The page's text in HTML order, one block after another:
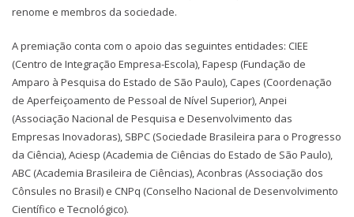
renome e membros da sociedade.
A premiação conta com o apoio das seguintes entidades: CIEE
(Centro de Integração Empresa-Escola), Fapesp (Fundação de
Amparo à Pesquisa do Estado de São Paulo), Capes (Coordenação
de Aperfeiçoamento de Pessoal de Nível Superior), Anpei
(Associação Nacional de Pesquisa e Desenvolvimento das
Empresas Inovadoras), SBPC (Sociedade Brasileira para o Progresso
da Ciência), Aciesp (Academia de Ciências do Estado de São Paulo),
ABC (Academia Brasileira de Ciências), Aconbras (Associação dos
Cônsules no Brasil) e CNPq (Conselho Nacional de Desenvolvimento
Científico e Tecnológico).